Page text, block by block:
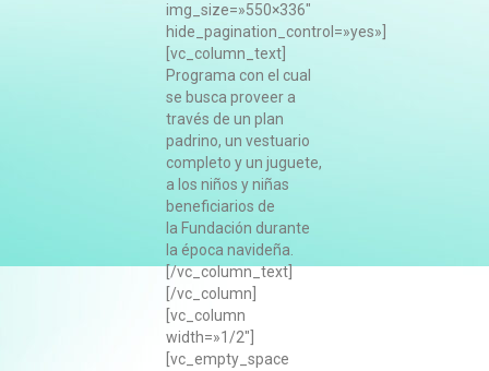
img_size=»550×336″
hide_pagination_control=»yes»]
[vc_column_text]
Programa con el cual
se busca proveer a
través de un plan
padrino, un vestuario
completo y un juguete,
a los niños y niñas
beneficiarios de
la Fundación durante
la época navideña.
[/vc_column_text]
[/vc_column]
[vc_column
width=»1/2″]
[vc_empty_space